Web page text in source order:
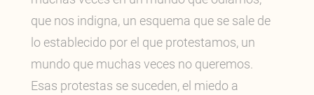
que nos indigna, un esquema que se sale de
lo establecido por el que protestamos, un
mundo que muchas veces no queremos.
Esas protestas se suceden, el miedo a